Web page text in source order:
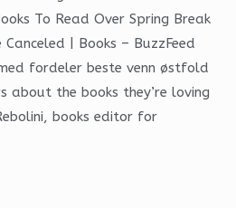
To Read Over Spring Break
| Books – BuzzFeed
fordeler beste venn østfold
about the books they’re loving
books editor for